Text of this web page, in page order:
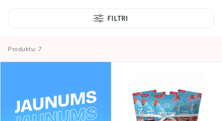
FILTRI
Produktu: 7